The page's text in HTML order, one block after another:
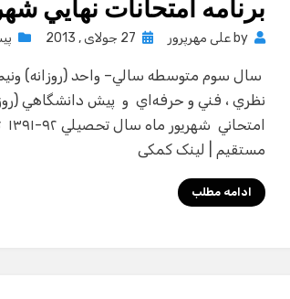
برنامه امتحانات نهايي
by علی مهرپرور
Posted
27 جولای , 2013
سال سوم متوسطه سالي– واحد (روزانه)
نظري ، فني و حرفه‌اي و پيش دانشگاهي
مستقیم | لینک کمکی
ادامه مطلب